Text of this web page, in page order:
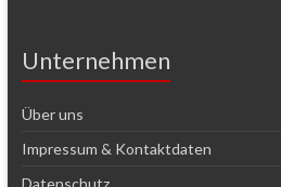
Unternehmen
Über uns
Impressum & Kontaktdaten
Datenschutz